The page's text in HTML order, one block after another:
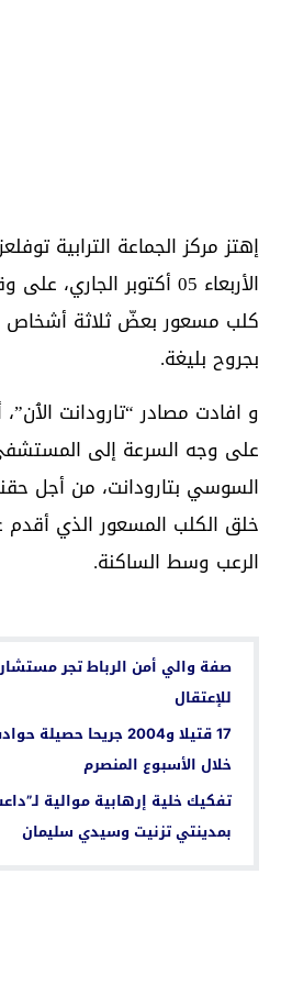
إهتز مركز الجماعة الترابية
الأربعاء 05 أكتوبر
كلب مسعور بعضّ ثلاثة
بجروح بليغة.
و افادت مصادر “تارودانت
على وجه السرعة إلى
السوسي بتارودانت، من أجل
خلق الكلب المسعور الذي
الرعب وسط الساكنة.
صفة والي أمن الرباط تجر
للإعتقال
17 قتيلا و2004 جريحا
خلال الأسبوع المنصرم
تفكيك خلية إرهابية موالية
بمدينتي تزنيت وسيدي سليمان